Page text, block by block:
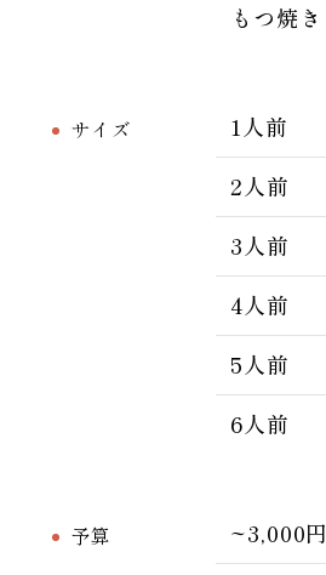
もつ焼き
サイズ
1人前
2人前
3人前
4人前
5人前
6人前
予算
~3,000円